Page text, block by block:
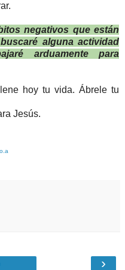
negativos que están
alguna actividad
arduamente para
hoy tu vida. Ábrele tu
Jesús.
›